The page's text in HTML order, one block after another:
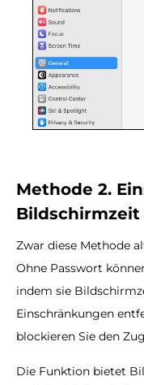
Methode 2.
Bildschirmzeit
Zwar diese Methode
Ohne Passwort
indem sie
Einschränkungen
blockieren Sie den
Die Funktion bietet